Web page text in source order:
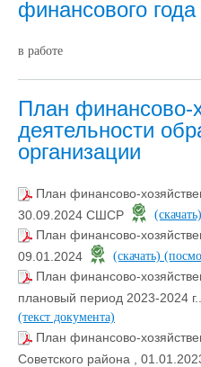
финансового года
в работе
План финансово-
деятельности
организации
План финансово-
30.09.2024 СШСР
(скачать)
План финансово-
09.01.2024
(скачать)
План финансово-
плановый период 2023-2024
(текст документа)
План финансово-
Советского района ,